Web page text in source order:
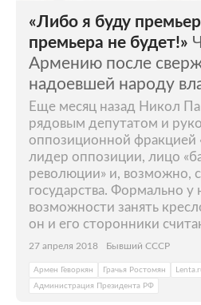
«Либо я буду
премьера не будет!»
Армению после
надоевшей народу
Еще месяц назад Никол
рядовым депутатом и
оппозиционной фракцией
лидер оппозиции, лицо
революции» и, возможно,
государства. Формально у
возможности занять
он и его сторонники
27 апреля 2018 Бывший СССР
Армен Геворкян Грачья Ростомян
Администрация Президента РФ